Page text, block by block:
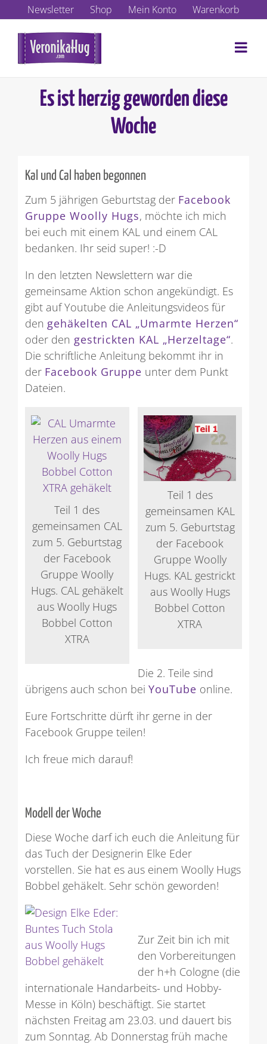
Inhalt
springen
Newsletter Shop Mein Konto Warenkorb
Es ist herzig geworden diese
Woche
Kal und Cal haben begonnen
Zum 5 jährigen Geburtstag der Facebook
Gruppe Woolly Hugs, möchte ich mich
bei euch mit einem KAL und einem CAL
bedanken. Ihr seid super! :-D
In den letzten Newslettern war die
gemeinsame Aktion schon angekündigt. Es
gibt auf Youtube die Anleitungsvideos für
den gehäkelten CAL „Umarmte Herzen“
oder den gestrickten KAL „Herzeltage“.
Die schriftliche Anleitung bekommt ihr in
der Facebook Gruppe unter dem Punkt
Dateien.
Teil 1 des
gemeinsamen CAL
zum 5. Geburtstag
der Facebook
Gruppe Woolly
Hugs. CAL gehäkelt
aus Woolly Hugs
Bobbel Cotton
XTRA
Teil 1 des
gemeinsamen KAL
zum 5. Geburtstag
der Facebook
Gruppe Woolly
Hugs. KAL gestrickt
aus Woolly Hugs
Bobbel Cotton
XTRA
Die 2. Teile sind
übrigens auch schon bei YouTube online.
Eure Fortschritte dürft ihr gerne in der
Facebook Gruppe teilen!
Ich freue mich darauf!
Modell der Woche
Diese Woche darf ich euch die Anleitung für
das Tuch der Designerin Elke Eder
vorstellen. Sie hat es aus einem Woolly Hugs
Bobbel gehäkelt. Sehr schön geworden!
Zur Zeit bin ich mit
den Vorbereitungen
der h+h Cologne (die
internationale Handarbeits- und Hobby-
Messe in Köln) beschäftigt. Sie startet
nächsten Freitag am 23.03. und dauert bis
zum Sonntag. Ab Donnerstag früh mache